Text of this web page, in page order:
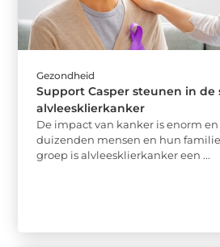
Gezondheid
Support Casper steunen in
alvleesklierkanker
De impact van kanker is enorm
duizenden mensen en hun
groep is alvleesklierkanker een ...